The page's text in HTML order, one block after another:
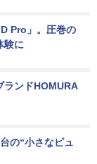
Pro」。圧巻の
験に
ランドHOMURA
の“小さなピュ